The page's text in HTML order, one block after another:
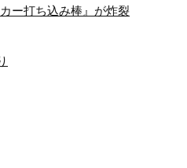
ー打ち込み棒』が炸裂